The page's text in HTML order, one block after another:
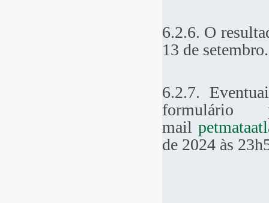
6.2.6. O
13 de setembro.
6.2.7.
mail
de 2024 às